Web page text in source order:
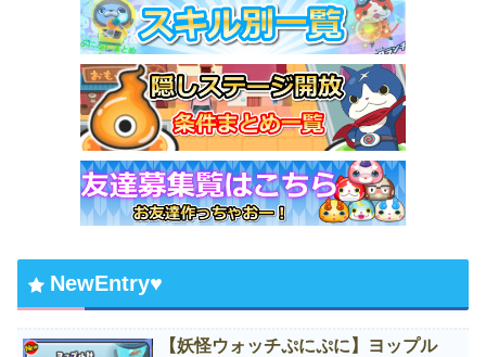
NewEntry♥
【妖怪ウォッチぷにぷに】ヨップル